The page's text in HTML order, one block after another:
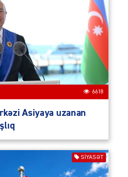
6618
Asiyaya uzanan
SIYASƏT